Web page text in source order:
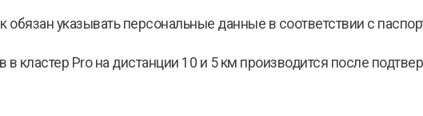
обязан указывать персональные данные в соответствии с
в кластер Pro на дистанции 10 и 5 км производится после